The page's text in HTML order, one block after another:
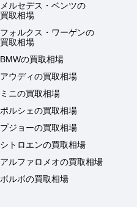
メルセデス・ベンツの
買取相場
フォルクス・ワーゲンの
買取相場
BMWの買取相場
アウディの買取相場
ミニの買取相場
ポルシェの買取相場
プジョーの買取相場
シトロエンの買取相場
アルファロメオの買取相場
ボルボの買取相場